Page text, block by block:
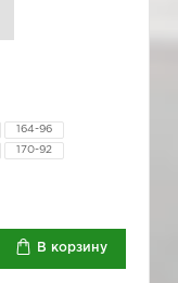
164-96
170-92
В корзину